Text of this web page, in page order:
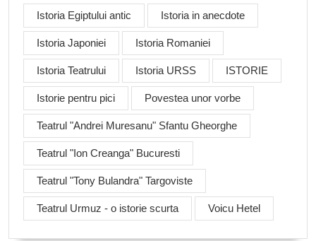
Istoria Egiptului antic Istoria in anecdote
Istoria Japoniei Istoria Romaniei
Istoria Teatrului Istoria URSS ISTORIE
Istorie pentru pici Povestea unor vorbe
Teatrul "Andrei Muresanu" Sfantu Gheorghe
Teatrul "Ion Creanga" Bucuresti
Teatrul "Tony Bulandra" Targoviste
Teatrul Urmuz - o istorie scurta Voicu Hetel